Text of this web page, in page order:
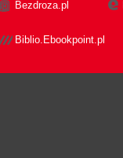
Bezdroza.pl
Biblio.Ebookpoint.pl